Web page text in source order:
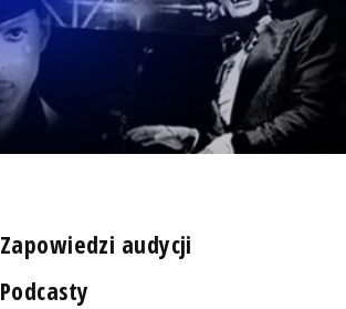
Zapowiedzi audycji
Podcasty